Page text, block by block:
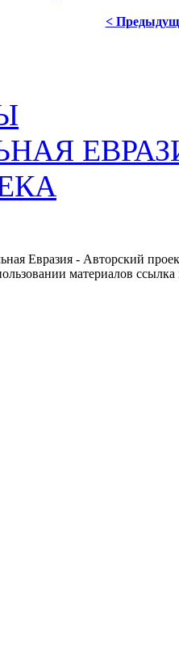
<
Евразия - Авторский
материалов ссылка